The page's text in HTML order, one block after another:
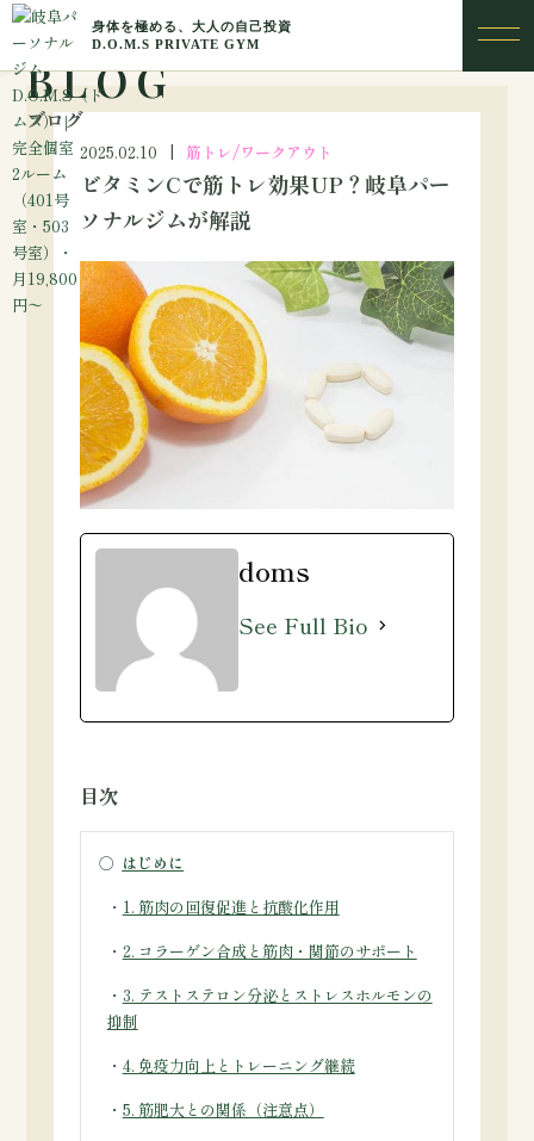
BLOG
ブログ
2025.02.10 筋トレ/ワークアウト
ビタミンCで筋トレ効果UP？岐阜パー
ソナルジムが解説
doms
See Full Bio
目次
○ はじめに
・ 1. 筋肉の回復促進と抗酸化作用
・ 2. コラーゲン合成と筋肉・関節のサポート
・ 3. テストステロン分泌とストレスホルモンの
抑制
・ 4. 免疫力向上とトレーニング継続
・ 5. 筋肥大との関係（注意点）